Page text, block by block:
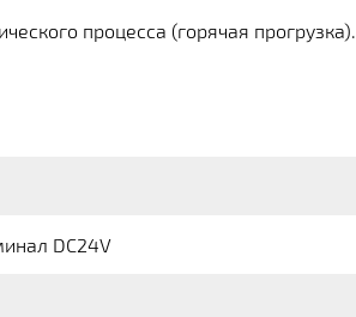
процесса (горячая прогрузка).
DC24V